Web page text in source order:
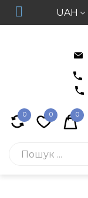
UAH
0 0 0